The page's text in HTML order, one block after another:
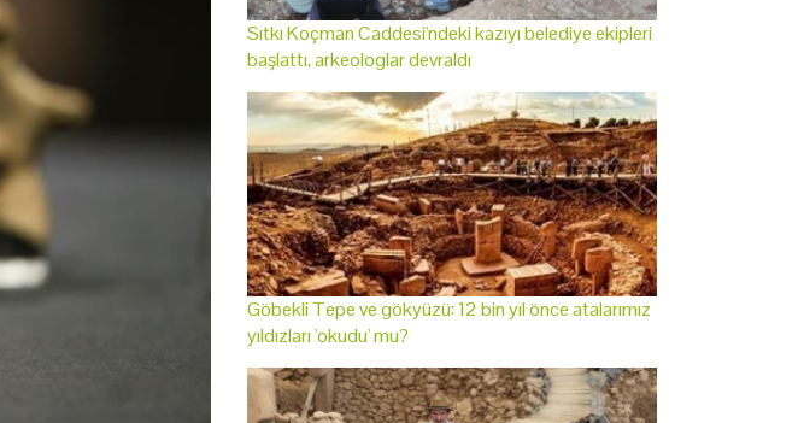
Sıtkı Koçman Caddesi'ndeki kazıyı belediye ekipleri
başlattı, arkeologlar devraldı
Göbekli Tepe ve gökyüzü: 12 bin yıl önce atalarımız
yıldızları 'okudu' mu?